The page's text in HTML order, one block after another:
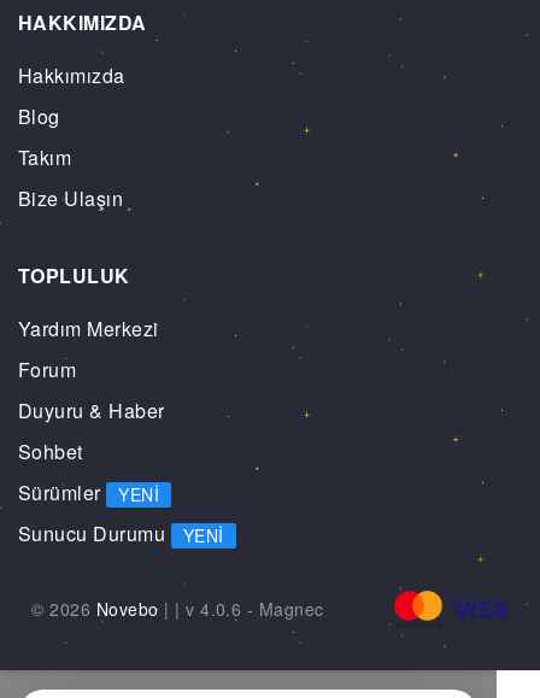
HAKKIMIZDA
Hakkımızda
Blog
Takım
Bize Ulaşın
TOPLULUK
Yardım Merkezi
Forum
Duyuru & Haber
Sohbet
Sürümler YENI
Sunucu Durumu YENI
© 2026 Novebo | | v 4.0.6 - Magnec